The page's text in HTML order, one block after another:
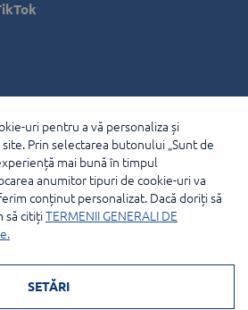
Modalități de plată:
uri pentru a vă personaliza și
Prin selectarea butonului „Sunt de
mai bună în timpul
anumitor tipuri de cookie-uri va
conținut personalizat. Dacă doriți să
să citițiTERMENII GENERALI DE
SETĂRI